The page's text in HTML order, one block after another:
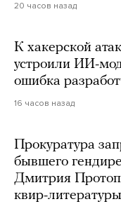
20 часов назад
К хакерской
устроили ИИ-
ошибка
16 часов назад
Прокуратура
бывшего
Дмитрия
квир-литературы